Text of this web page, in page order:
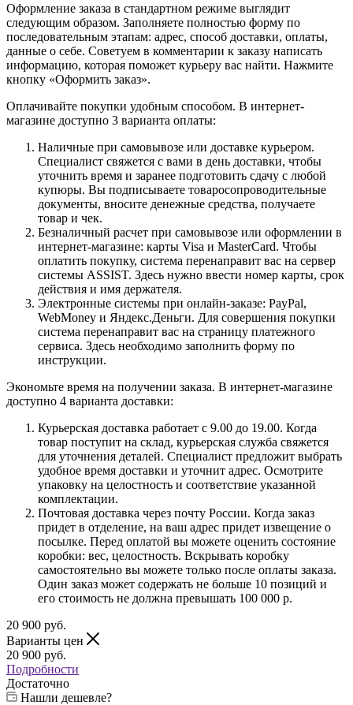
Оформление заказа в стандартном режиме выглядит
следующим образом. Заполняете полностью форму по
последовательным этапам: адрес, способ доставки, оплаты,
данные о себе. Советуем в комментарии к заказу написать
информацию, которая поможет курьеру вас найти. Нажмите
кнопку «Оформить заказ».
Оплачивайте покупки удобным способом. В интернет-
магазине доступно 3 варианта оплаты:
Наличные при самовывозе или доставке курьером.
Специалист свяжется с вами в день доставки, чтобы
уточнить время и заранее подготовить сдачу с любой
купюры. Вы подписываете товаросопроводительные
документы, вносите денежные средства, получаете
товар и чек.
Безналичный расчет при самовывозе или оформлении в
интернет-магазине: карты Visa и MasterCard. Чтобы
оплатить покупку, система перенаправит вас на сервер
системы ASSIST. Здесь нужно ввести номер карты, срок
действия и имя держателя.
Электронные системы при онлайн-заказе: PayPal,
WebMoney и Яндекс.Деньги. Для совершения покупки
система перенаправит вас на страницу платежного
сервиса. Здесь необходимо заполнить форму по
инструкции.
Экономьте время на получении заказа. В интернет-магазине
доступно 4 варианта доставки:
Курьерская доставка работает с 9.00 до 19.00. Когда
товар поступит на склад, курьерская служба свяжется
для уточнения деталей. Специалист предложит выбрать
удобное время доставки и уточнит адрес. Осмотрите
упаковку на целостность и соответствие указанной
комплектации.
Почтовая доставка через почту России. Когда заказ
придет в отделение, на ваш адрес придет извещение о
посылке. Перед оплатой вы можете оценить состояние
коробки: вес, целостность. Вскрывать коробку
самостоятельно вы можете только после оплаты заказа.
Один заказ может содержать не больше 10 позиций и
его стоимость не должна превышать 100 000 р.
20 900 руб.
Варианты цен
20 900 руб.
Подробности
Достаточно
Нашли дешевле?